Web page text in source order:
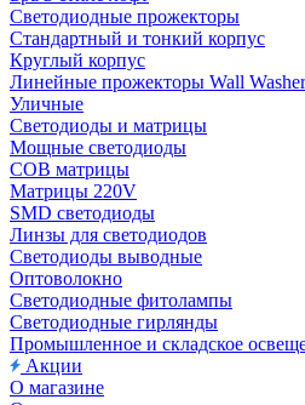
Светодиодные прожекторы
Стандартный и тонкий корпус
Круглый корпус
Линейные прожекторы Wall Washer
Уличные
Светодиоды и матрицы
Мощные светодиоды
COB матрицы
Матрицы 220V
SMD светодиоды
Линзы для светодиодов
Светодиоды выводные
Оптоволокно
Светодиодные фитолампы
Светодиодные гирлянды
Промышленное и складское
Акции
О магазине